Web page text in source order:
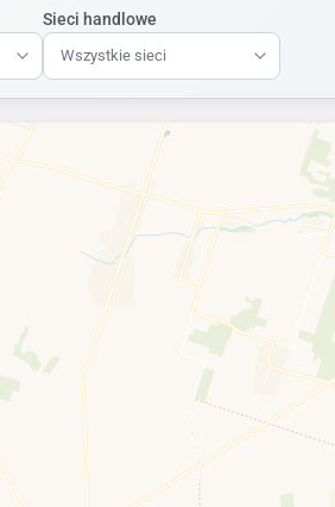
Sieci handlowe
Wszystkie sieci